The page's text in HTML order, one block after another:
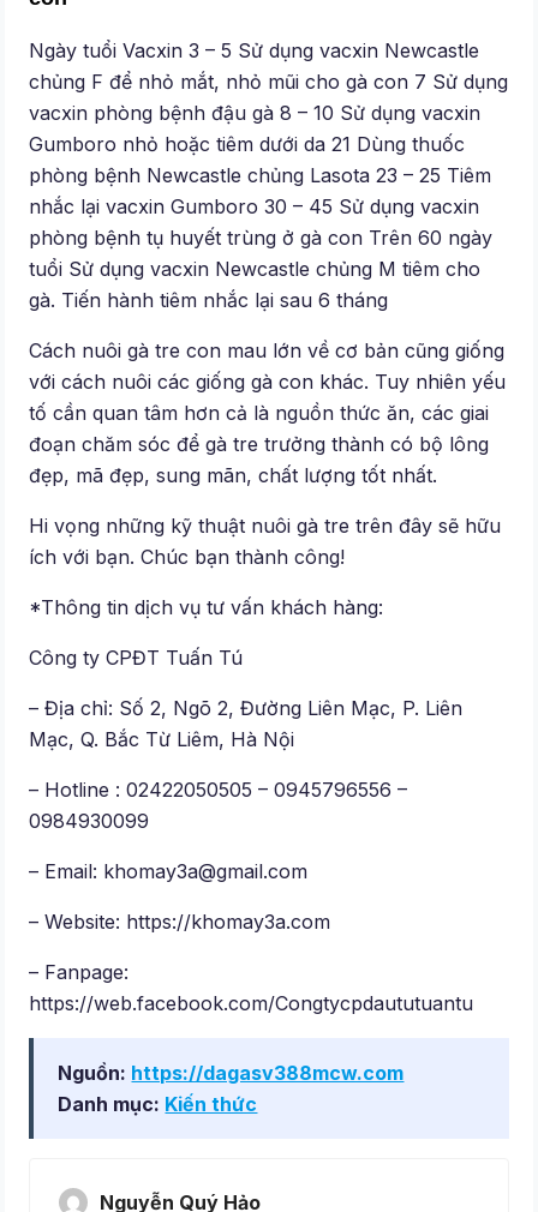
Ngày tuổi Vacxin 3 – 5 Sử dụng vacxin Newcastle
chủng F để nhỏ mắt, nhỏ mũi cho gà con 7 Sử dụng
vacxin phòng bệnh đậu gà 8 – 10 Sử dụng vacxin
Gumboro nhỏ hoặc tiêm dưới da 21 Dùng thuốc
phòng bệnh Newcastle chủng Lasota 23 – 25 Tiêm
nhắc lại vacxin Gumboro 30 – 45 Sử dụng vacxin
phòng bệnh tụ huyết trùng ở gà con Trên 60 ngày
tuổi Sử dụng vacxin Newcastle chủng M tiêm cho
gà. Tiến hành tiêm nhắc lại sau 6 tháng
Cách nuôi gà tre con mau lớn về cơ bản cũng giống
với cách nuôi các giống gà con khác. Tuy nhiên yếu
tố cần quan tâm hơn cả là nguồn thức ăn, các giai
đoạn chăm sóc để gà tre trưởng thành có bộ lông
đẹp, mã đẹp, sung mãn, chất lượng tốt nhất.
Hi vọng những kỹ thuật nuôi gà tre trên đây sẽ hữu
ích với bạn. Chúc bạn thành công!
*Thông tin dịch vụ tư vấn khách hàng:
Công ty CPĐT Tuấn Tú
– Địa chỉ: Số 2, Ngõ 2, Đường Liên Mạc, P. Liên
Mạc, Q. Bắc Từ Liêm, Hà Nội
– Hotline : 02422050505 – 0945796556 –
0984930099
– Email: khomay3a@gmail.com
– Website: https://khomay3a.com
– Fanpage:
https://web.facebook.com/Congtycpdaututuantu
Nguồn: https://dagasv388mcw.com
Danh mục: Kiến thức
Nguyễn Quý Hảo